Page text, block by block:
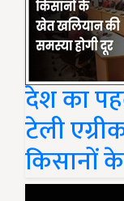
देश का
टेली
किसानों